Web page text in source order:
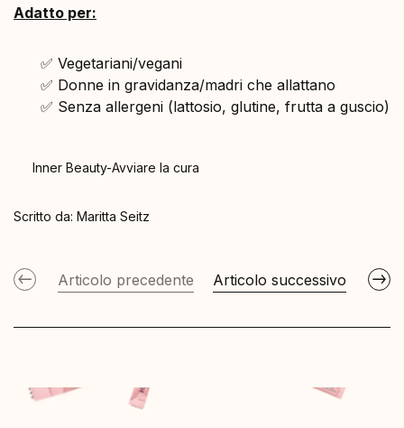
Adatto per:
✅ Vegetariani/vegani
✅ Donne in gravidanza/madri che allattano
✅ Senza allergeni (lattosio, glutine, frutta a guscio)
Inner Beauty-Avviare la cura
Scritto da: Maritta Seitz
Articolo precedente Articolo successivo